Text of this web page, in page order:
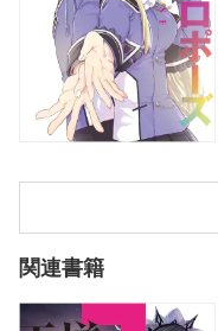
関連書籍